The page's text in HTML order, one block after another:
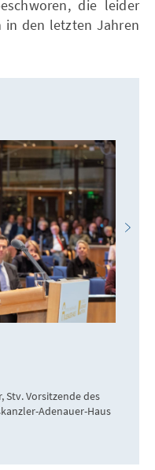
die leider
in den letzten Jahren
Stv. Vorsitzende des
Adenauer-Haus